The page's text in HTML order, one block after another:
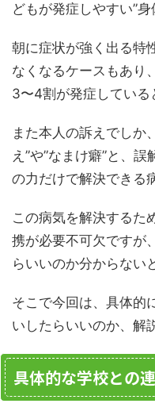
どもが発症しやすい”身
朝に症状が強く出る特
なくなるケースもあり
3〜4割が発症している
また本人の訴えでしか
え”や”なまけ癖”と、
の力だけで解決できる
この病気を解決するた
携が必要不可欠ですが
らいいのか分からない
そこで今回は、具体的
いしたらいいのか、解
具体的な学校との